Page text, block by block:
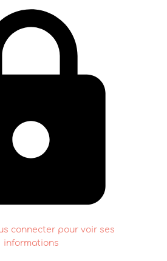
connecter pour voir ses
informations